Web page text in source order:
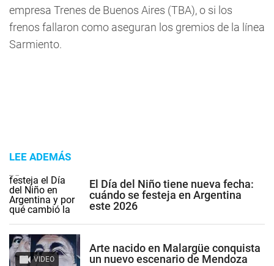
empresa Trenes de Buenos Aires (TBA), o si los
frenos fallaron como aseguran los gremios de la línea
Sarmiento.
LEE ADEMÁS
El Día del Niño tiene nueva fecha:
cuándo se festeja en Argentina
este 2026
VIDEO
Arte nacido en Malargüe conquista
un nuevo escenario de Mendoza